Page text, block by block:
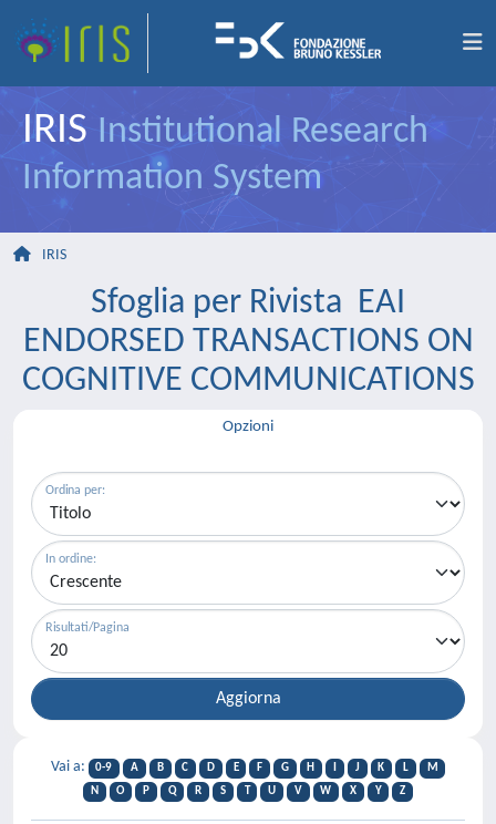
IRIS Institutional Research
Information System
IRIS
Sfoglia per Rivista EAI
ENDORSED TRANSACTIONS ON
COGNITIVE COMMUNICATIONS
Opzioni
Ordina per:
In ordine:
Risultati/Pagina
Vai a: 0-9 A B C D E F G H J K L
M
N
O P Q R S T U V W X Y Z